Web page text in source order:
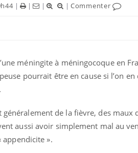
| | | |Commenter
méningite à méningocoque en
pourrait être en cause si l’on
de la fièvre, des maux
aussi avoir simplement mal au
».